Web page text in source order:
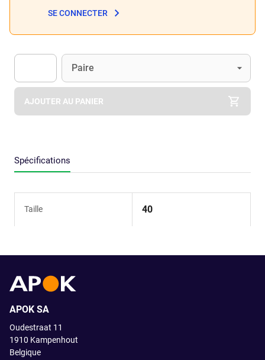
SE CONNECTER
Apok.Product.Detail.AddToCart.Quantity (Optionnel)
Unité
Paire
AJOUTER AU PANIER
Spécifications
Taille 40
APOK SA
Oudestraat 11
1910 Kampenhout
Belgique